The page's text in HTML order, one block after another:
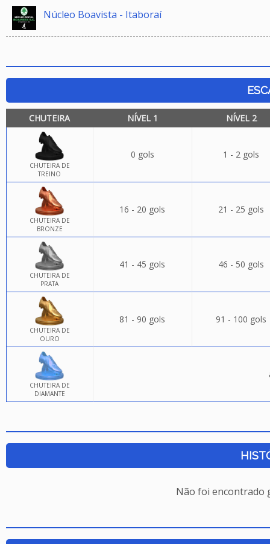
Núcleo Boavista - Itaboraí
CHUTEIRA NÍVEL 1 NÍVEL 2
CHUTEIRA DE
TREINO
0 gols 1 - 2 gols
CHUTEIRA DE
BRONZE
16 - 20 gols 21 - 25 gols
CHUTEIRA DE
PRATA
41 - 45 gols 46 - 50 gols
CHUTEIRA DE
OURO
81 - 90 gols 91 - 100 gols
CHUTEIRA DE
DIAMANTE
Não foi encontrado